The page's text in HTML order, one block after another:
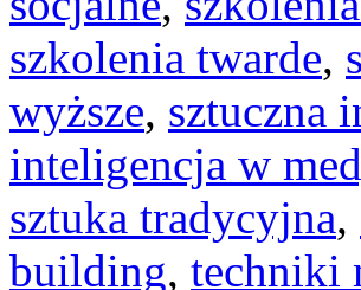
szkolenia twarde,
wyższe, sztuczna
inteligencja w
sztuka tradycyjna,
building, techniki